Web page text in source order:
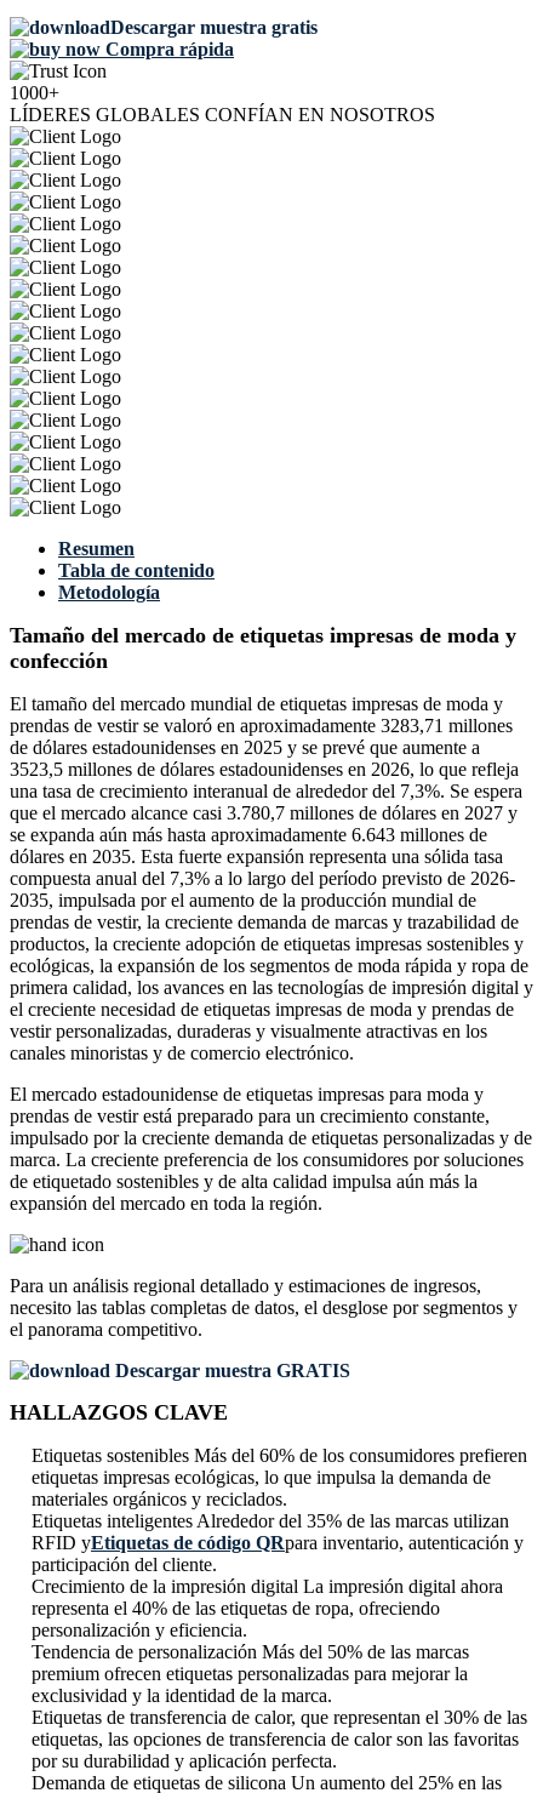
Descargar muestra gratis
Compra rápida
1000+
LÍDERES GLOBALES CONFÍAN EN NOSOTROS
Resumen
Tabla de contenido
Metodología
Tamaño del mercado de etiquetas impresas de moda y
confección
El tamaño del mercado mundial de etiquetas impresas de moda y
prendas de vestir se valoró en aproximadamente 3283,71 millones
de dólares estadounidenses en 2025 y se prevé que aumente a
3523,5 millones de dólares estadounidenses en 2026, lo que refleja
una tasa de crecimiento interanual de alrededor del 7,3%. Se espera
que el mercado alcance casi 3.780,7 millones de dólares en 2027 y
se expanda aún más hasta aproximadamente 6.643 millones de
dólares en 2035. Esta fuerte expansión representa una sólida tasa
compuesta anual del 7,3% a lo largo del período previsto de 2026-
2035, impulsada por el aumento de la producción mundial de
prendas de vestir, la creciente demanda de marcas y trazabilidad de
productos, la creciente adopción de etiquetas impresas sostenibles y
ecológicas, la expansión de los segmentos de moda rápida y ropa de
primera calidad, los avances en las tecnologías de impresión digital y
el creciente necesidad de etiquetas impresas de moda y prendas de
vestir personalizadas, duraderas y visualmente atractivas en los
canales minoristas y de comercio electrónico.
El mercado estadounidense de etiquetas impresas para moda y
prendas de vestir está preparado para un crecimiento constante,
impulsado por la creciente demanda de etiquetas personalizadas y de
marca. La creciente preferencia de los consumidores por soluciones
de etiquetado sostenibles y de alta calidad impulsa aún más la
expansión del mercado en toda la región.
Para un análisis regional detallado y estimaciones de ingresos,
necesito las tablas completas de datos, el desglose por segmentos y
el panorama competitivo.
Descargar muestra GRATIS
HALLAZGOS CLAVE
Etiquetas sostenibles Más del 60% de los consumidores prefieren
etiquetas impresas ecológicas, lo que impulsa la demanda de
materiales orgánicos y reciclados.
Etiquetas inteligentes Alrededor del 35% de las marcas utilizan
RFID yEtiquetas de código QRpara inventario, autenticación y
participación del cliente.
Crecimiento de la impresión digital La impresión digital ahora
representa el 40% de las etiquetas de ropa, ofreciendo
personalización y eficiencia.
Tendencia de personalización Más del 50% de las marcas
premium ofrecen etiquetas personalizadas para mejorar la
exclusividad y la identidad de la marca.
Etiquetas de transferencia de calor, que representan el 30% de las
etiquetas, las opciones de transferencia de calor son las favoritas
por su durabilidad y aplicación perfecta.
Demanda de etiquetas de silicona Un aumento del 25% en las